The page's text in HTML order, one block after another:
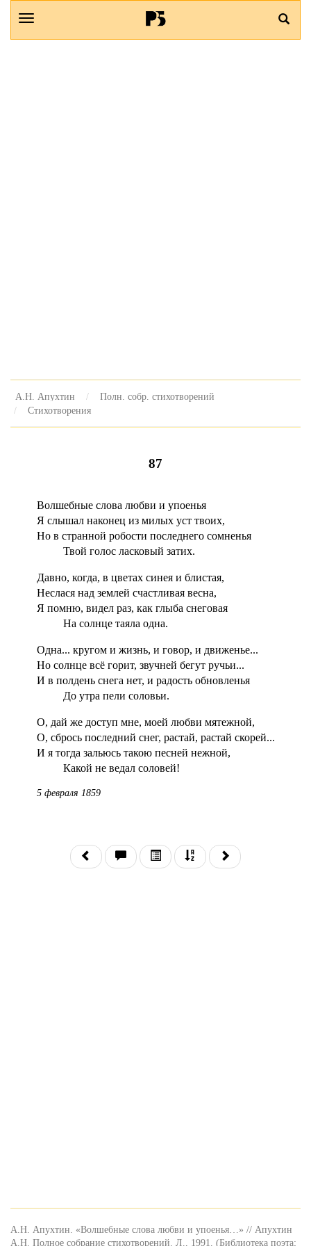
А.Н. Апухтин
Полн. собр. стихотворений
Стихотворения
87
Волшебные слова любви и упоенья
Я слышал наконец из милых уст твоих,
Но в странной робости последнего сомненья
Твой голос ласковый затих.
Давно, когда, в цветах синея и блистая,
Неслася над землей счастливая весна,
Я помню, видел раз, как глыба снеговая
На солнце таяла одна.
Одна... кругом и жизнь, и говор, и движенье...
Но солнце всё горит, звучней бегут ручьи...
И в полдень снега нет, и радость обновленья
До утра пели соловьи.
О, дай же доступ мне, моей любви мятежной,
О, сбрось последний снег, растай, растай скорей...
И я тогда зальюсь такою песней нежной,
Какой не ведал соловей!
5 февраля 1859
А.Н. Апухтин. «Волшебные слова любви и упоенья…» // Апухтин
А.Н. Полное собрание стихотворений. Л., 1991. (Библиотека поэта;